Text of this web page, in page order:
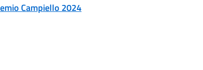
Campiello 2024